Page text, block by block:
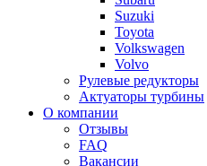
Suzuki
Toyota
Volkswagen
Volvo
Рулевые редукторы
Актуаторы турбины
О компании
Отзывы
FAQ
Вакансии